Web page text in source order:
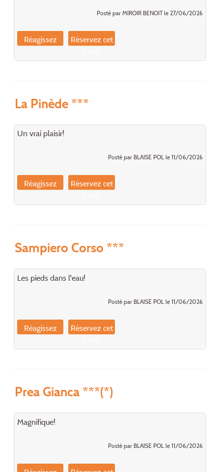
Posté par MIROIR BENOIT le 27/06/2026
Réagissez
Réservez cet
La Pinède ***
Un vrai plaisir!
Posté par BLAISE POL le 11/06/2026
Réagissez
Réservez cet
Sampiero Corso ***
Les pieds dans l'eau!
Posté par BLAISE POL le 11/06/2026
Réagissez
Réservez cet
Prea Gianca ***(*)
Magnifique!
Posté par BLAISE POL le 11/06/2026